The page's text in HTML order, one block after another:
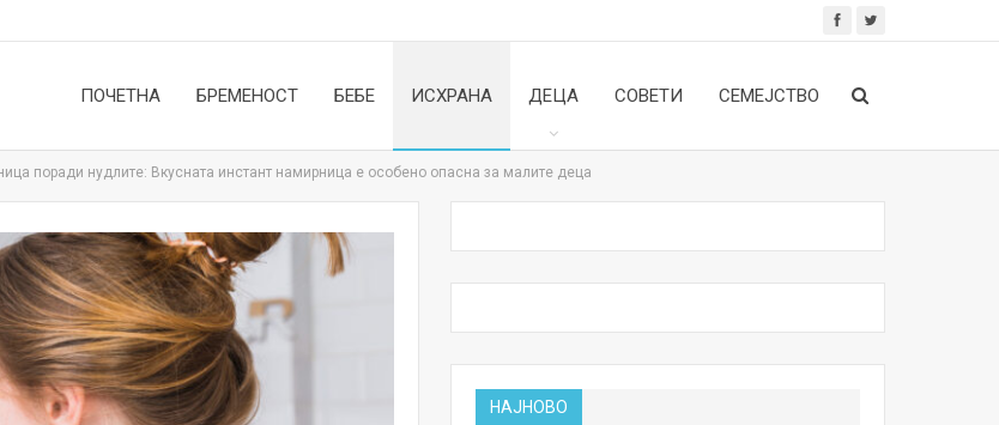
ПОЧЕТНА БРЕМЕНОСТ БЕБЕ ИСХРАНА ДЕЦА СОВЕТИ СЕМЕЈСТВО
поради нудлите: Вкусната инстант намирница е особено опасна за малите деца
НАЈНОВО